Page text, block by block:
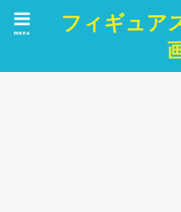
フィギュ
menu